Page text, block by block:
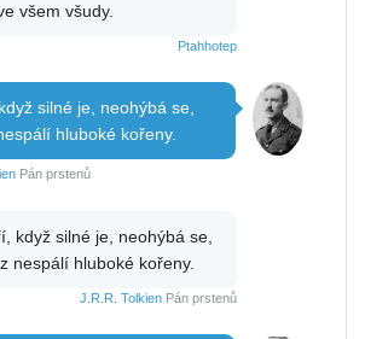
všem všudy.
Ptahhotep
silné je, neohýbá se,
hluboké kořeny.
Pán prstenů
když silné je, neohýbá se,
nespálí hluboké kořeny.
J.R.R. Tolkien Pán prstenů